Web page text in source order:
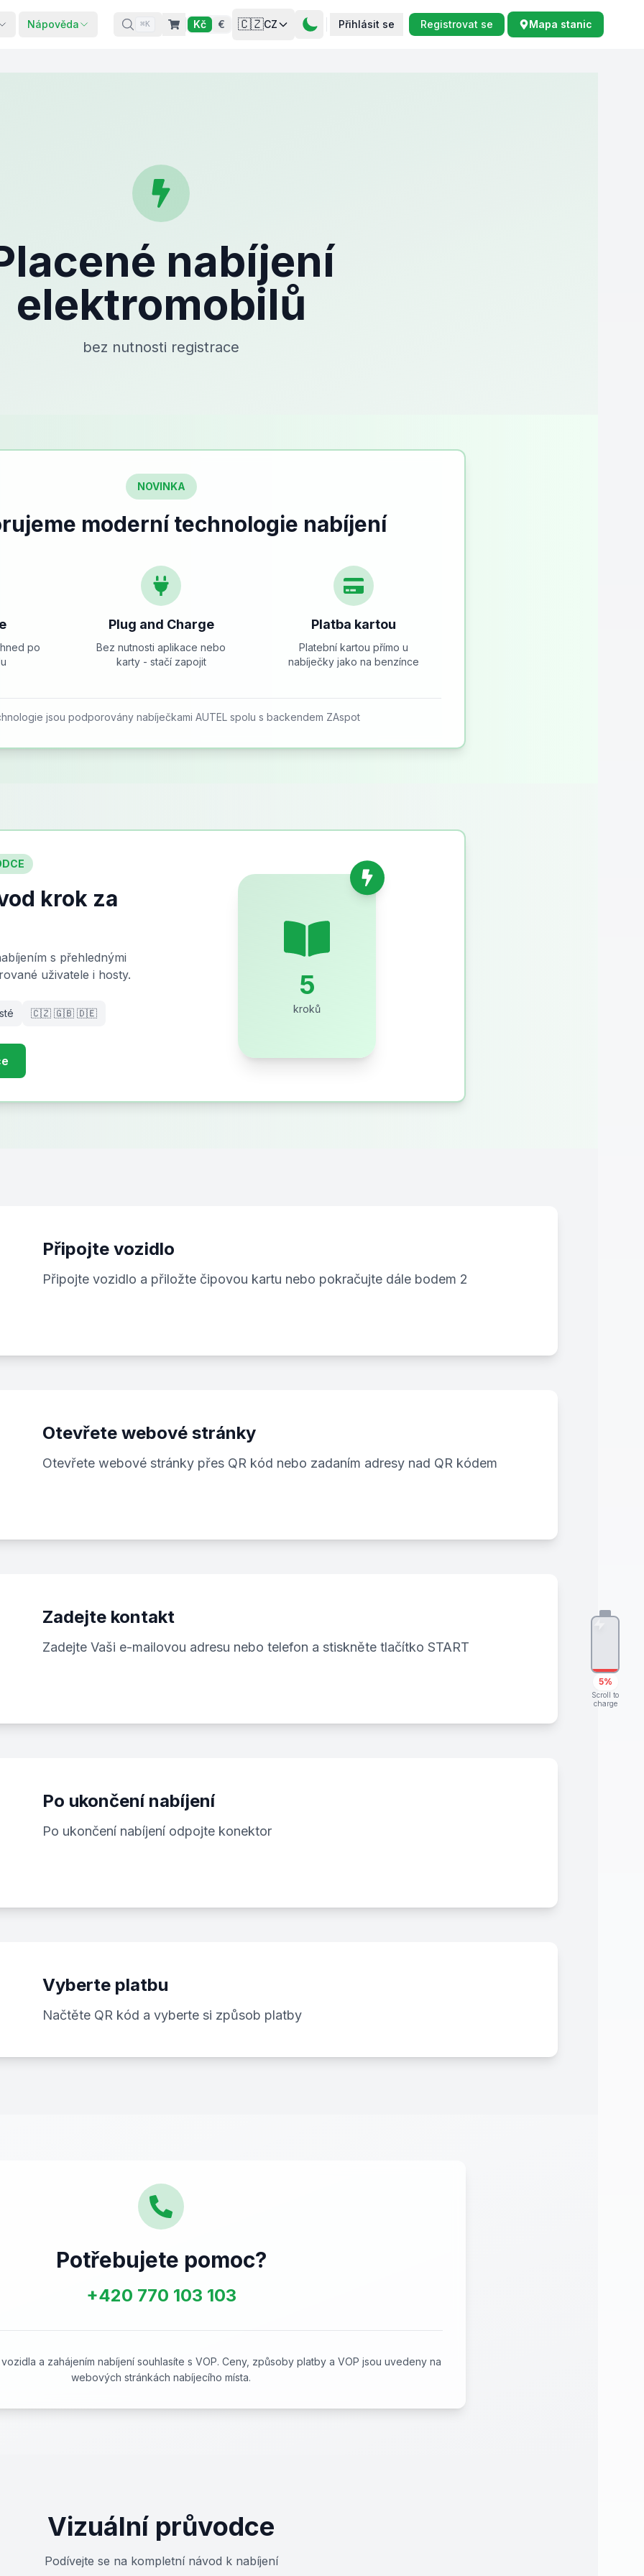
Nápověda ⌘K Kč € 🇨🇿CZ Přihlásit se Registrovat se Mapa stanic
5%
Scroll to
charge
nabíjení
elektromobilů
bez nutnosti registrace
NOVINKA
moderní technologie nabíjení
po
Plug and Charge
Bez nutnosti aplikace nebo
karty - stačí zapojit
Platba kartou
Platební kartou přímo u
nabíječky jako na benzínce
jsou podporovány nabíječkami AUTEL spolu s backendem ZAspot
krok za
s přehlednými
uživatele i hosty.
🇨🇿 🇬🇧 🇩🇪
5
kroků
Připojte vozidlo
Připojte vozidlo a přiložte čipovou kartu nebo pokračujte dále bodem 2
Otevřete webové stránky
Otevřete webové stránky přes QR kód nebo zadaním adresy nad QR kódem
Zadejte kontakt
Zadejte Vaši e-mailovou adresu nebo telefon a stiskněte tlačítko START
Po ukončení nabíjení
Po ukončení nabíjení odpojte konektor
Vyberte platbu
Načtěte QR kód a vyberte si způsob platby
Potřebujete pomoc?
+420 770 103 103
a zahájením nabíjení souhlasíte s VOP. Ceny, způsoby platby a VOP jsou uvedeny na
webových stránkách nabíjecího místa.
Vizuální průvodce
Podívejte se na kompletní návod k nabíjení